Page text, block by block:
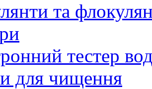
та
тестер
для чищення